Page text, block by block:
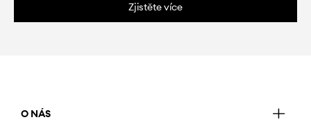
Zjistěte více
O NÁS